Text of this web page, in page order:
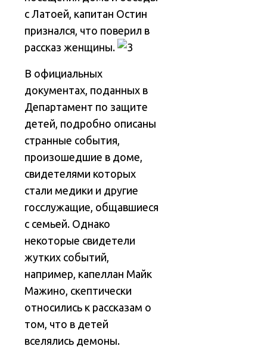
с Латоей, капитан Остин
признался, что поверил в
рассказ женщины.
В официальных
документах, поданных в
Департамент по защите
детей, подробно описаны
странные события,
произошедшие в доме,
свидетелями которых
стали медики и другие
госслужащие, общавшиеся
с семьей. Однако
некоторые свидетели
жутких событий,
например, капеллан Майк
Мажино, скептически
относились к рассказам о
том, что в детей
вселялись демоны.